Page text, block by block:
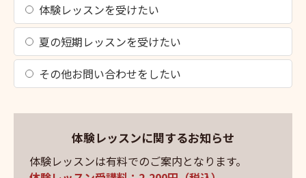
体験レッスンを受けたい
夏の短期レッスンを受けたい
その他お問い合わせをしたい
体験レッスンに関するお知らせ
体験レッスンは有料でのご案内となります。